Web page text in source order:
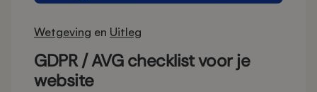
Wetgeving en Uitleg
GDPR / AVG checklist voor je
website